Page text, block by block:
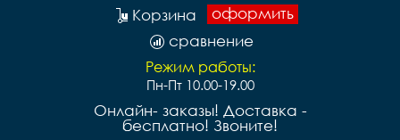
оформить
Корзина
сравнение
Режим работы:
Пн-Пт 10.00-19.00
Онлайн- заказы! Доставка -
бесплатно! Звоните!